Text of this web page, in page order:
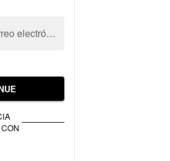
Dirección de correo electrónico